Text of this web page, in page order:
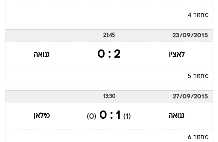
מחזור 4
23/09/2015
21:45
לאציו 2 : 0 גנואה
מחזור 5
27/09/2015
13:30
גנואה (1)
1 : 0
(0) מילאן
מחזור 6